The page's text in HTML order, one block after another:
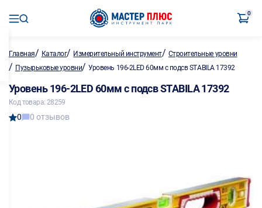
0
Главная/ Каталог/ Измерительный инструмент/ Строительные уровни
/ Пузырьковые уровни/Уровень 196-2LED 60мм с подсв STABILA 17392
Уровень 196-2LED 60мм с подсв STABILA 17392
Код товара: 28259
0 0 отзывов